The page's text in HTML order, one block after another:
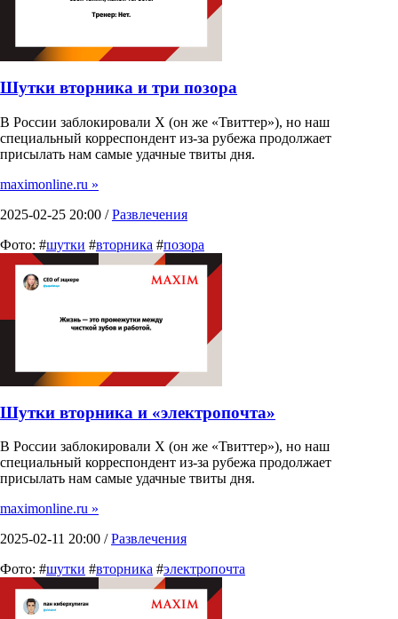
Шутки вторника и три позора
В России заблокировали X (он же «Твиттер»), но наш
специальный корреспондент из-за рубежа продолжает
присылать нам самые удачные твиты дня.
maximonline.ru »
2025-02-25 20:00 /Развлечения
Фото: #шутки #вторника #позора
Шутки вторника и «электропочта»
В России заблокировали X (он же «Твиттер»), но наш
специальный корреспондент из-за рубежа продолжает
присылать нам самые удачные твиты дня.
maximonline.ru »
2025-02-11 20:00 /Развлечения
Фото: #шутки #вторника #электропочта